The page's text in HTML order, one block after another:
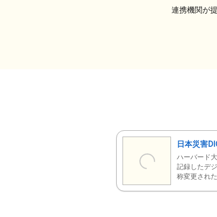
連携機関が
日本災害
ハーバード
記録したデ
称変更された